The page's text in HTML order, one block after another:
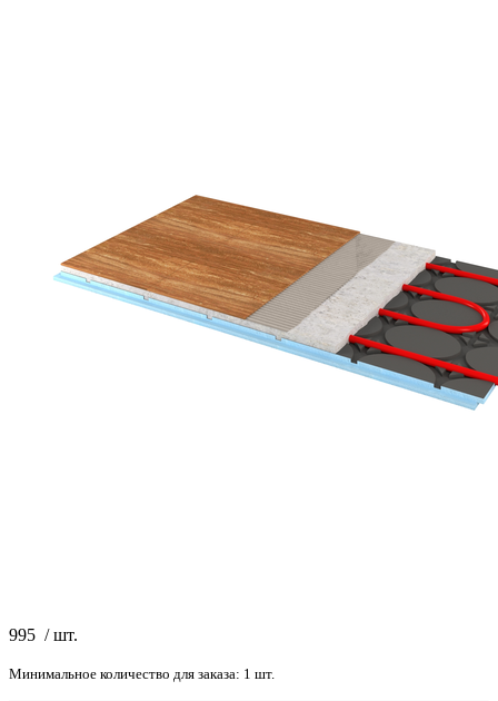
995 /шт.
Минимальное количество для заказа: 1 шт.